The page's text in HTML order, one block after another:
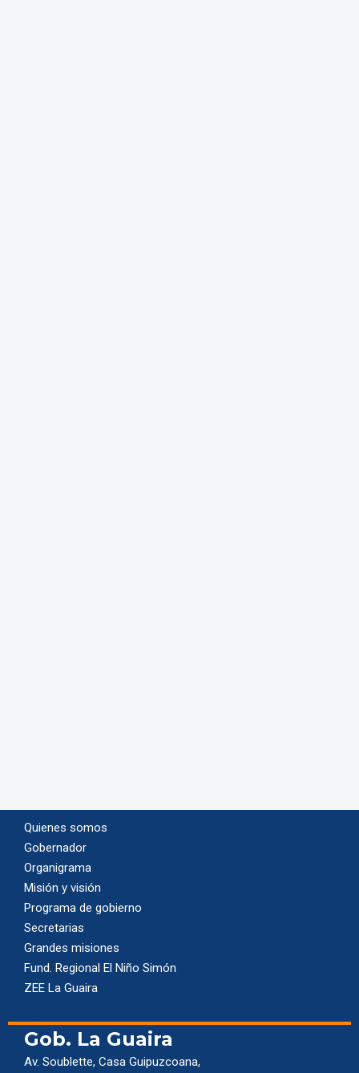
Quienes somos
Gobernador
Organigrama
Misión y visión
Programa de gobierno
Secretarias
Grandes misiones
Fund. Regional El Niño Simón
ZEE La Guaira
Gob. La Guaira
Av. Soublette, Casa Guipuzcoana,